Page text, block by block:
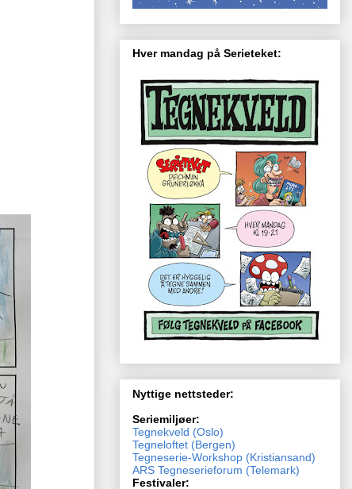
Hver mandag på Serieteket:
Nyttige nettsteder:
Seriemiljøer:
Tegnekveld (Oslo)
Tegneloftet (Bergen)
Tegneserie-Workshop (Kristiansand)
ARS Tegneserieforum (Telemark)
Festivaler: